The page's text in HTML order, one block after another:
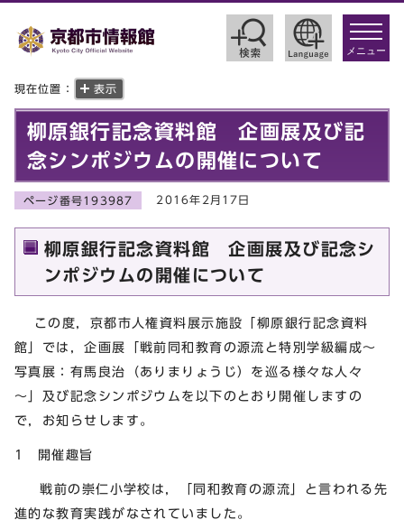
toggle
メニュー
現在位置： 表示
柳原銀行記念資料館 企画展及び記
念シンポジウムの開催について
ページ番号193987 2016年2月17日
柳原銀行記念資料館 企画展及び記念シ
ンポジウムの開催について
この度，京都市人権資料展示施設「柳原銀行記念資料
館」では，企画展「戦前同和教育の源流と特別学級編成～
写真展：有馬良治（ありまりょうじ）を巡る様々な人々
～」及び記念シンポジウムを以下のとおり開催しますの
で，お知らせします。
1 開催趣旨
戦前の崇仁小学校は，「同和教育の源流」と言われる先
進的な教育実践がなされていました。